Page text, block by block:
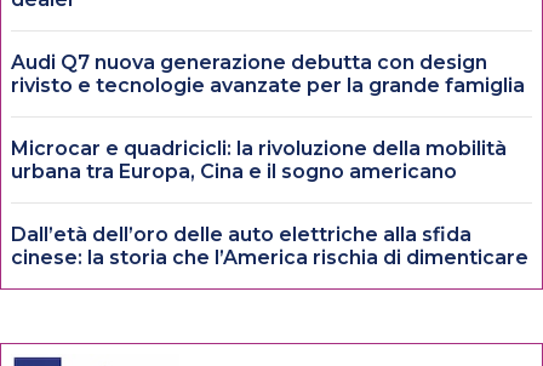
Audi Q7 nuova generazione debutta con design
rivisto e tecnologie avanzate per la grande famiglia
Microcar e quadricicli: la rivoluzione della mobilità
urbana tra Europa, Cina e il sogno americano
Dall’età dell’oro delle auto elettriche alla sfida
cinese: la storia che l’America rischia di dimenticare